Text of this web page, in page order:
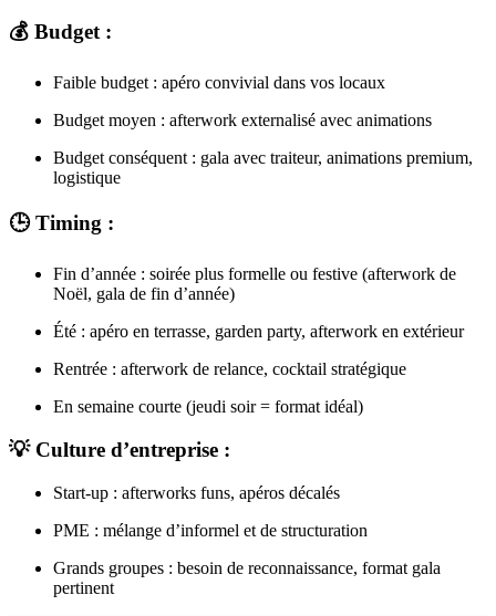
💰 Budget :
Faible budget : apéro convivial dans vos locaux
Budget moyen : afterwork externalisé avec animations
Budget conséquent : gala avec traiteur, animations premium,
logistique
🕒 Timing :
Fin d’année : soirée plus formelle ou festive (afterwork de
Noël, gala de fin d’année)
Été : apéro en terrasse, garden party, afterwork en extérieur
Rentrée : afterwork de relance, cocktail stratégique
En semaine courte (jeudi soir = format idéal)
💡 Culture d’entreprise :
Start-up : afterworks funs, apéros décalés
PME : mélange d’informel et de structuration
Grands groupes : besoin de reconnaissance, format gala
pertinent